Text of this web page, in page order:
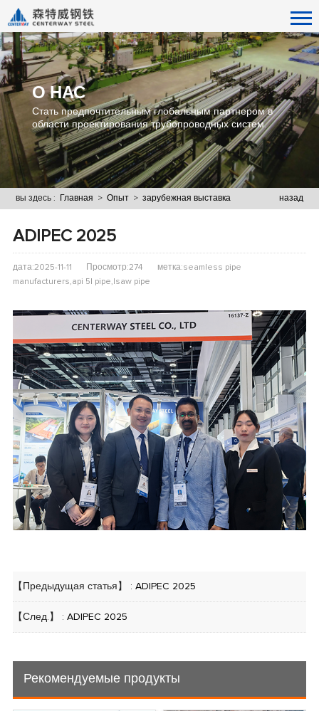
О НАС
Стать предпочтительным глобальным партнером в
области проектирования трубопроводных систем.
назад
вы здесь : Главная >Опыт >зарубежная выставка
ADIPEC 2025
дата:2025-11-11 Просмотр:274
метка:seamless pipe
manufacturers,api 5l pipe,lsaw pipe
【Предыдущая статья】 : ADIPEC 2025
【След.】 : ADIPEC 2025
Рекомендуемые продукты